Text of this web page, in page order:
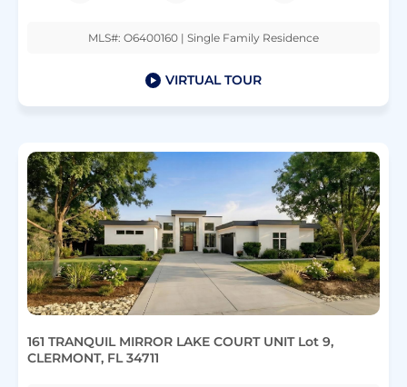
MLS#: O6400160 | Single Family Residence
VIRTUAL TOUR
161 TRANQUIL MIRROR LAKE COURT UNIT Lot 9,
CLERMONT, FL 34711